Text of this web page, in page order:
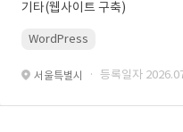
기타(웹사이트 구축)
WordPress
서울특별시 · 등록일자